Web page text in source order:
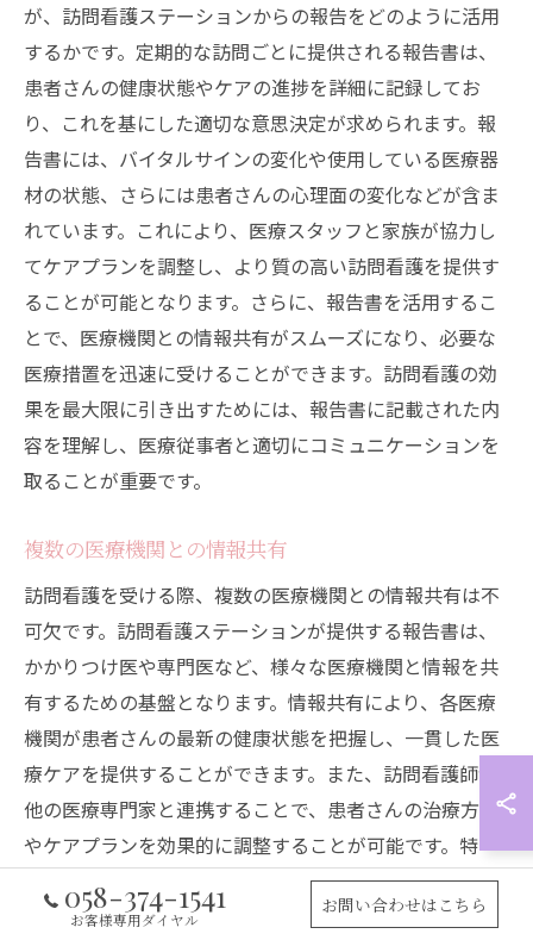
が、訪問看護ステーションからの報告をどのように活用
するかです。定期的な訪問ごとに提供される報告書は、
患者さんの健康状態やケアの進捗を詳細に記録してお
り、これを基にした適切な意思決定が求められます。報
告書には、バイタルサインの変化や使用している医療器
材の状態、さらには患者さんの心理面の変化などが含ま
れています。これにより、医療スタッフと家族が協力し
てケアプランを調整し、より質の高い訪問看護を提供す
ることが可能となります。さらに、報告書を活用するこ
とで、医療機関との情報共有がスムーズになり、必要な
医療措置を迅速に受けることができます。訪問看護の効
果を最大限に引き出すためには、報告書に記載された内
容を理解し、医療従事者と適切にコミュニケーションを
取ることが重要です。
複数の医療機関との情報共有
訪問看護を受ける際、複数の医療機関との情報共有は不
可欠です。訪問看護ステーションが提供する報告書は、
かかりつけ医や専門医など、様々な医療機関と情報を共
有するための基盤となります。情報共有により、各医療
機関が患者さんの最新の健康状態を把握し、一貫した医
療ケアを提供することができます。また、訪問看護師が
他の医療専門家と連携することで、患者さんの治療方針
やケアプランを効果的に調整することが可能です。特
に、慢性的な疾患を抱える患者さんにとっては、医療機
関間の情報共有がスムーズに進むことで、状態の悪化を
058-374-1541
お客様専用ダイヤル
お問い合わせはこちら